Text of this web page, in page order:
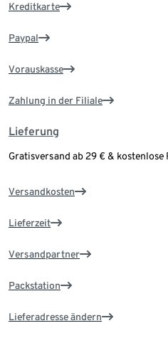
Kreditkarte
Paypal
Vorauskasse
Zahlung in der Filiale
Lieferung
Gratisversand ab 29 € & kostenlose
Versandkosten
Lieferzeit
Versandpartner
Packstation
Lieferadresse ändern